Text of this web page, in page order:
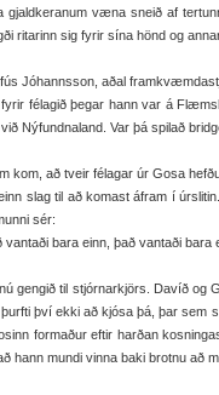
gjaldkeranum væna sneið af
ritarinn sig fyrir sína hönd og
Jóhannsson, aðal
fyrir félagið þegar hann var á
Nýfundnaland. Var þá spilað
kom, að tveir félagar úr Gosa
slag til að komast áfram í
sér:
vantaði bara einn, það vantaði
gengið til stjórnarkjörs. Davíð og
því ekki að kjósa þá, þar sem
formaður eftir harðan
hann mundi vinna baki brotnu að